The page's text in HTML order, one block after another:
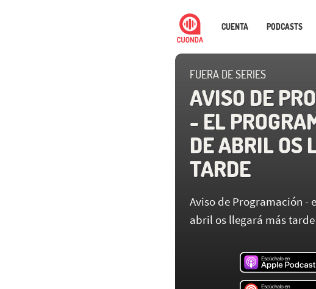
CUENTA PODCASTS
FUERA DE SERIES
AVISO DE
- EL
DE ABRIL OS
TARDE
Aviso de Programación -
abril os llegará más tarde